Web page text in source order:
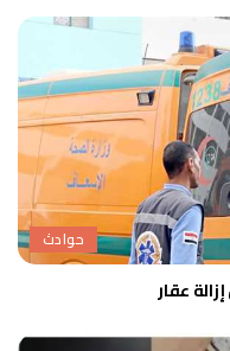
حوادث
عقار